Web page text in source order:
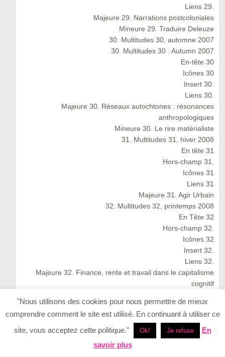
Liens 29.
Majeure 29. Narrations postcoloniales
Mineure 29. Traduire Deleuze
30. Multitudes 30, automne 2007
30. Multitudes 30 : Autumn 2007
En-tête 30
Icônes 30
Insert 30.
Liens 30.
Majeure 30. Réseaux autochtones : résonances
anthropologiques
Mineure 30. Le rire matérialiste
31. Multitudes 31, hiver 2008
En tête 31
Hors-champ 31.
Icônes 31
Liens 31
Majeure 31. Agir Urbain
32. Multitudes 32, printemps 2008
En Tête 32
Hors-champ 32.
Icônes 32
Insert 32.
Liens 32.
Majeure 32. Finance, rente et travail dans le capitalisme
cognitif
33. Multitudes 33, été 2008
33. Multitudes 33 : Summer 2008
En Tête 33
Icônes 33. Ernesto Neto
"Nous utilisons des cookies pour nous permettre de mieux
comprendre comment le site est utilisé. En continuant à utiliser ce
site, vous acceptez cette politique."
Ok! Je refuse
En
savoir plus